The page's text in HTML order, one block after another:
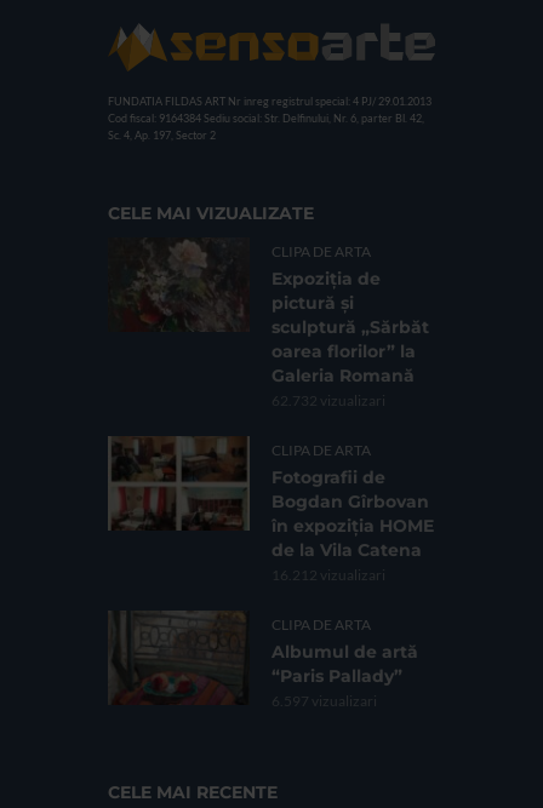
FUNDATIA FILDAS ART Nr inreg registrul special: 4 PJ/ 29.01.2013
Cod fiscal: 9164384 Sediu social: Str. Delfinului, Nr. 6, parter Bl. 42,
Sc. 4, Ap. 197, Sector 2
CELE MAI VIZUALIZATE
CLIPA DE ARTA
Expoziția de
pictură și
sculptură „Sărbăt
oarea florilor” la
Galeria Romană
62.732 vizualizari
CLIPA DE ARTA
Fotografii de
Bogdan Gîrbovan
în expoziția HOME
de la Vila Catena
16.212 vizualizari
CLIPA DE ARTA
Albumul de artă
“Paris Pallady”
6.597 vizualizari
CELE MAI RECENTE